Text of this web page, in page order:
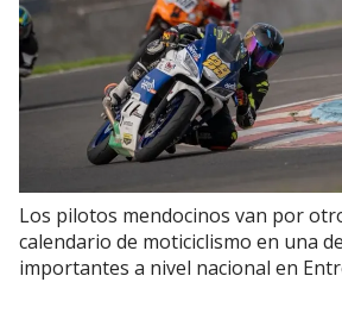
Los pilotos mendocinos van por
calendario de moticiclismo en una
importantes a nivel nacional en